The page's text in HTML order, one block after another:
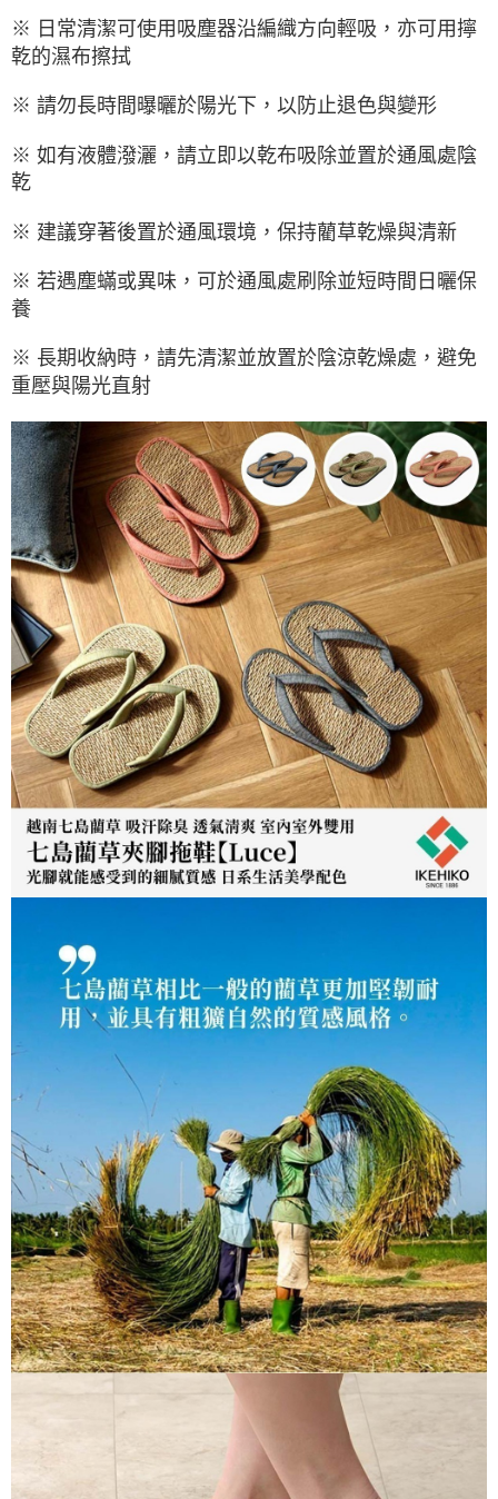
※ 日常清潔可使用吸塵器沿編織方向輕吸，亦可用擰
乾的濕布擦拭
※ 請勿長時間曝曬於陽光下，以防止退色與變形
※ 如有液體潑灑，請立即以乾布吸除並置於通風處陰
乾
※ 建議穿著後置於通風環境，保持藺草乾燥與清新
※ 若遇塵蟎或異味，可於通風處刷除並短時間日曬保
養
※ 長期收納時，請先清潔並放置於陰涼乾燥處，避免
重壓與陽光直射